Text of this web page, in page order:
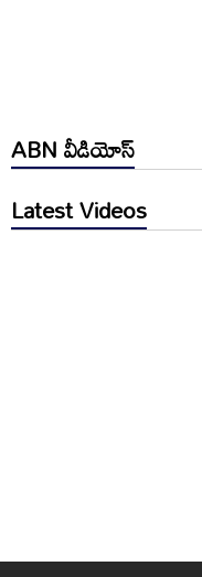
ABN వీడియోస్
Latest Videos